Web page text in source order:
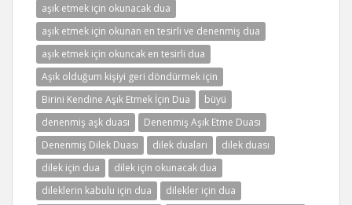
aşık etmek için okunacak dua
aşık etmek için okunan en tesirli ve denenmiş dua
aşık etmek için okuncak en tesirli dua
Aşık olduğum kişiyi geri döndürmek için
Birini Kendine Aşık Etmek İçin Dua
büyü
denenmiş aşk duası
Denenmiş Aşık Etme Duası
Denenmiş Dilek Duası
dilek duaları
dilek duası
dilek için dua
dilek için okunacak dua
dileklerin kabulu için dua
dilekler için dua